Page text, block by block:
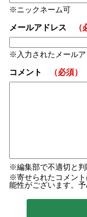
ニックネーム可
メールアドレス （
入力されたメール
コメント （必須）
編集部で不適切と
寄せられたコメン
能性がございます。予